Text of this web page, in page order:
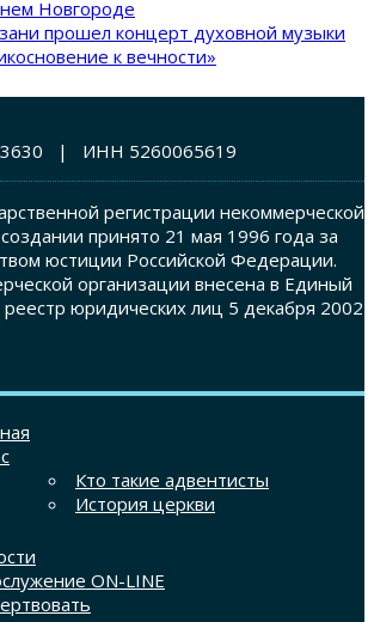
Новгороде
прошел концерт духовной музыки
к вечности»
| ИНН 5260065619
регистрации некоммерческой
принято 21 мая 1996 года за
юстиции Российской Федерации.
организации внесена в Единый
юридических лиц 5 декабря 2002
Кто такие адвентисты
История церкви
ON-LINE